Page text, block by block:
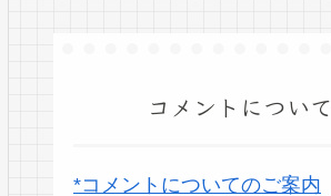
コメントについて
*コメントについてのご案内